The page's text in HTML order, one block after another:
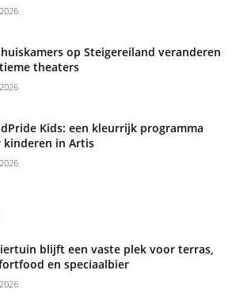
op Steigereiland veranderen
theaters
Kids: een kleurrijk programma
kinderen in Artis
blijft een vaste plek voor terras,
en speciaalbier